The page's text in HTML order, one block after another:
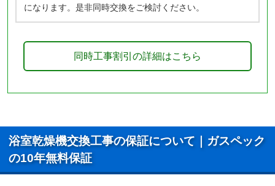
になります。是非同時交換をご検討ください。
同時工事割引の詳細はこちら
浴室乾燥機交換工事の保証について｜ガスペック
の10年無料保証